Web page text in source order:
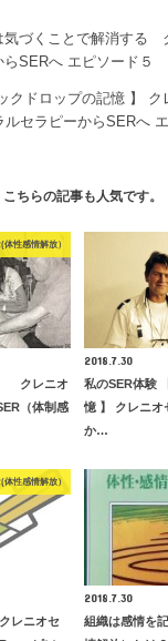
気づくことで解消する
らSERへ エピソード５
クドロップの記憶 】 ク
ルセラピーからSERへ
こちらの記事も人気です。
体性感情解放）
クレニオ
（体制感
2018.7.30
私のSER体験
憶 】 クレニオ
か…
体性感情解放）
レニオセ
2018.7.30
組織は感情を